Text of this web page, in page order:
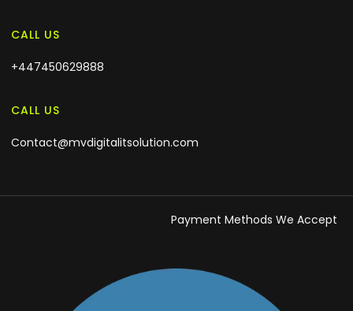
CALL US
+447450629888
CALL US
Contact@mvdigitalitsolution.com
Payment Methods We Accept